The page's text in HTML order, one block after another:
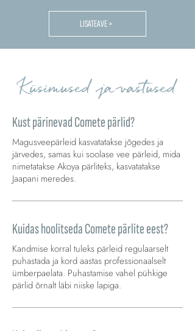
LISATEAVE >
Küsimused ja vastused
Kust pärinevad Comete pärlid?
Magusveepärleid kasvatatakse jõgedes ja
järvedes, samas kui soolase vee pärleid, mida
nimetatakse Akoya pärliteks, kasvatatakse
Jaapani meredes.
Kuidas hoolitseda Comete pärlite eest?
Kandmise korral tuleks pärleid regulaarselt
puhastada ja kord aastas professionaalselt
ümberpaelata. Puhastamise vahel pühkige
pärlid õrnalt läbi niiske lapiga.